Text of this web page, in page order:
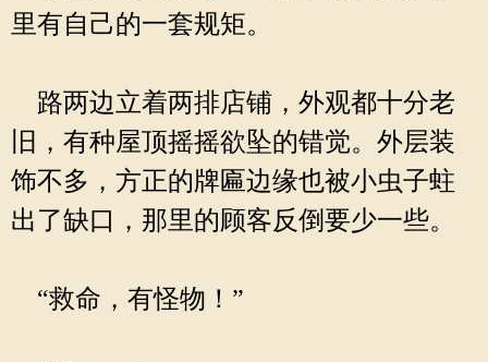
里有自己的一套规矩。
路两边立着两排店铺，外观都十分老
旧，有种屋顶摇摇欲坠的错觉。外层装
饰不多，方正的牌匾边缘也被小虫子蛀
出了缺口，那里的顾客反倒要少一些。
“救命，有怪物！”